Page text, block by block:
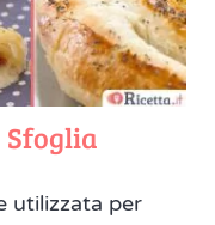
utilizzata per